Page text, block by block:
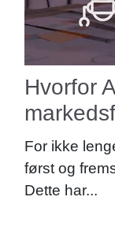
Hvorfor
For ikke
først og
Dette har...